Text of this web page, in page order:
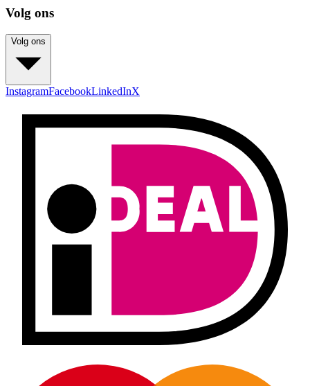
Volg ons
Volg ons
InstagramFacebookLinkedInX